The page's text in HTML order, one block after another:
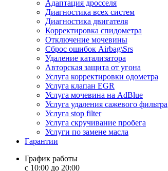
Адаптация дросселя
Диагностика всех систем
Диагностика двигателя
Корректировка спидометра
Отключение мочевины
Сброс ошибок Airbag\Srs
Удаление катализатора
Авторская защита от угона
Услуга корректировки одометра
Услуга клапан EGR
Услуга мочевина на AdBlue
Услуга удаления сажевого фильтра
Услуга stop filter
Услуга скручивание пробега
Услуги по замене масла
Гарантии
График работы
с 10:00 до 20:00